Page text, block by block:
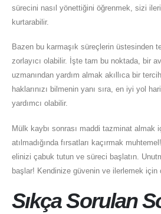
sürecini nasıl yönettiğini öğrenmek, sizi
kurtarabilir.
Bazen bu karmaşık süreçlerin üstesinden
zorlayıcı olabilir. İşte tam bu noktada, bir
uzmanından yardım almak akıllıca bir
haklarınızı bilmenin yanı sıra, en iyi yol
yardımcı olabilir.
Mülk kaybı sonrası maddi tazminat almak
atılmadığında fırsatları kaçırmak
elinizi çabuk tutun ve süreci başlatın.
başlar! Kendinize güvenin ve ilerlemek için
Sıkça Sorulan